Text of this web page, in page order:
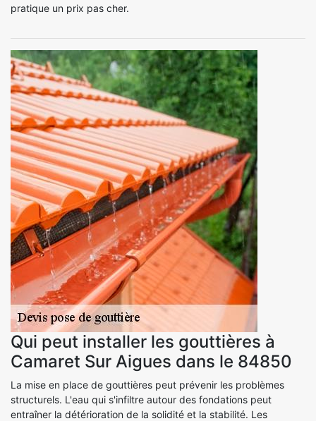
pratique un prix pas cher.
Qui peut installer les gouttières à
Camaret Sur Aigues dans le 84850
La mise en place de gouttières peut prévenir les problèmes
structurels. L'eau qui s'infiltre autour des fondations peut
entraîner la détérioration de la solidité et la stabilité. Les